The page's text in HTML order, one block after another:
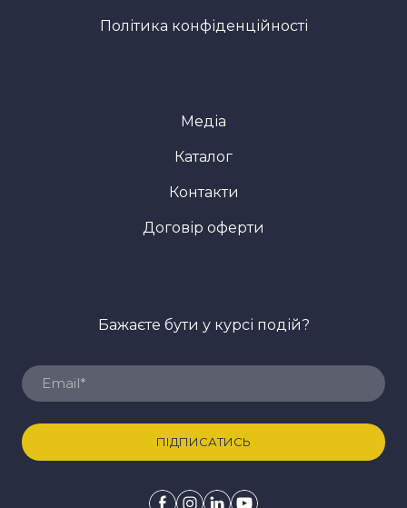
Політика конфіденційності
Медіа
Каталог
Контакти
Договір оферти
Бажаєте бути у курсі подій?
ПІДПИСАТИСЬ